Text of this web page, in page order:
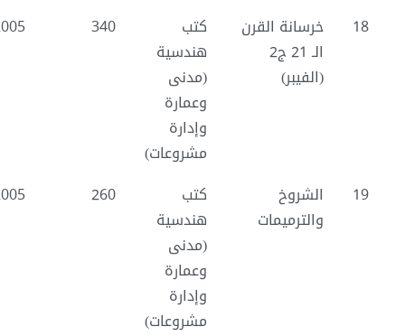
18
خرسانة القرن
الـ 21 ج2
(الفيبر)
كتب
هندسية
(مدنى
وعمارة
وإدارة
مشروعات)
340
19
الشروخ
والترميمات
كتب
هندسية
(مدنى
وعمارة
وإدارة
مشروعات)
260